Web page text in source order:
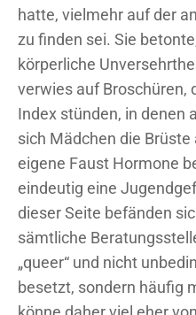
hatte, vielmehr auf der
zu finden sei. Sie
körperliche
verwies auf Broschüren,
Index stünden, in denen
sich Mädchen die
eigene Faust Hormone
eindeutig eine
dieser Seite befänden
sämtliche
„queer“ und nicht
besetzt, sondern häufig